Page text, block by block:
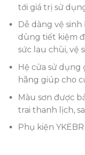
tới giá trị sử
Dễ dàng vệ
dùng tiết kiệm
sức lau chùi, vệ
Hệ cửa sử dụng
hãng giúp cho
Màu sơn được
trai thanh lịch,
Phụ kiện